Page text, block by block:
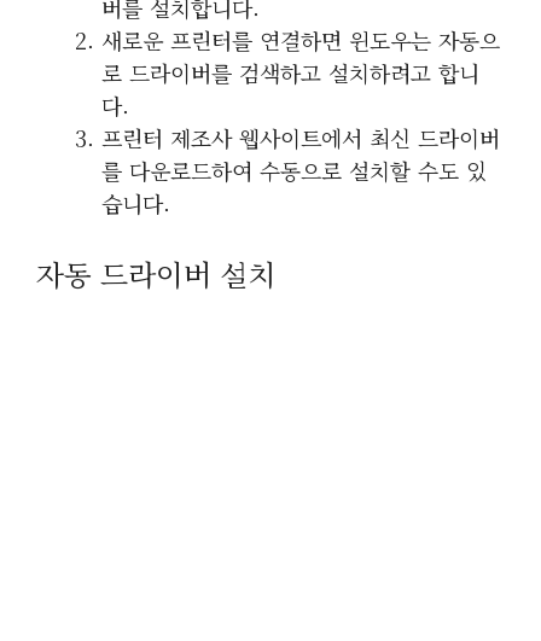
버를 설치합니다.
새로운 프린터를 연결하면 윈도우는 자동으
로 드라이버를 검색하고 설치하려고 합니
다.
프린터 제조사 웹사이트에서 최신 드라이버
를 다운로드하여 수동으로 설치할 수도 있
습니다.
자동 드라이버 설치